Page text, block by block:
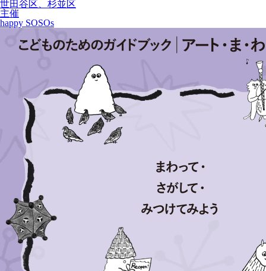
世田谷区、杉並区
主催
happy SOSOs